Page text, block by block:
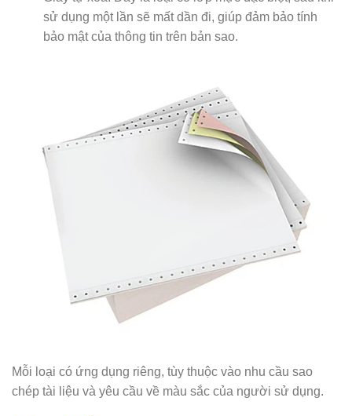
sử dụng một lần sẽ mất dần đi, giúp đảm bảo tính
bảo mật của thông tin trên bản sao.
Mỗi loại có ứng dụng riêng, tùy thuộc vào nhu cầu sao
chép tài liệu và yêu cầu về màu sắc của người sử dụng.